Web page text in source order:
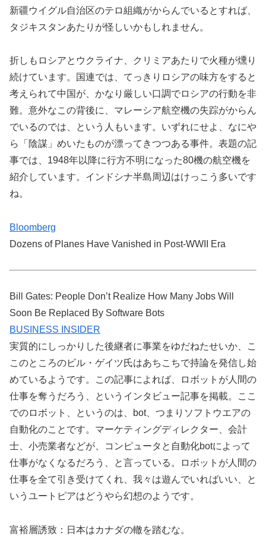
新疆ウイグル自治区のテロ組織がからんでいるとすれば、
タジキスタンあたりが怪しいかもしれません。
折しもロシアとウクライナ、クリミアあたりで火種が燻り
続けています。国連では、てっきりロシアの味方をすると
考えられて中国が、かなり厳しい口調でロシアの行動を非
難。意外なこの背後に、マレーシア航空機の失踪がからん
でいるのでは、という人もいます。いずれにせよ、なにや
ら「陰謀」めいたものが漂ってきつつある事件。表題の記
事では、1948年以降に行方不明になった80機の航空機を
紹介しています。インドシナ半島周辺はけっこう多いです
ね。
Bloomberg
Dozens of Planes Have Vanished in Post-WWII Era
Bill Gates: People Don’t Realize How Many Jobs Will
Soon Be Replaced By Software Bots
BUSINESS INSIDER
実質的にしっかりした後継者に事業をゆだねたせいか、こ
このところのビル・ゲイツ氏はあちこちで持論を発信し始
めているようです。この記事によれば、ロボットが人間の
仕事を奪うだろう、というインタビュー記事を掲載。ここ
でのロボット、というのは、bot、つまりソフトウエアの
自動化のことです。マーケティングディレクター、会計
士、小売業者などが、コンピュータと自動化botによって
仕事がなくなるだろう、と言っている。ロボットが人間の
仕事を全て引き受けてくれ、我々は遊んでいればいい、と
いうユートピアはどうやら幻想のようです。
富裕層誘致：日本はカナダの轍を踏むな。